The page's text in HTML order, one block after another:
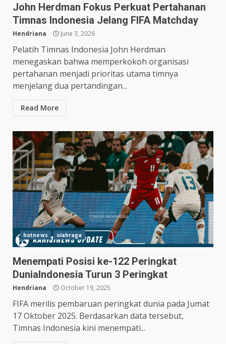
John Herdman Fokus Perkuat Pertahanan
Timnas Indonesia Jelang FIFA Matchday
Hendriana June 3, 2026
Pelatih Timnas Indonesia John Herdman
menegaskan bahwa memperkokoh organisasi
pertahanan menjadi prioritas utama timnya
menjelang dua pertandingan...
Read More
hotnews olahraga
Menempati Posisi ke-122 Peringkat
DuniaIndonesia Turun 3 Peringkat
Hendriana October 19, 2025
FIFA merilis pembaruan peringkat dunia pada Jumat
17 Oktober 2025. Berdasarkan data tersebut,
Timnas Indonesia kini menempati...